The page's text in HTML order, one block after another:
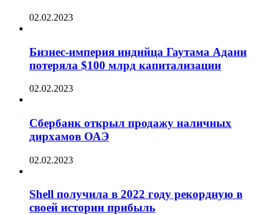
02.02.2023
Бизнес-империя индийца Гаутама Адани
потеряла $100 млрд капитализации
02.02.2023
Сбербанк открыл продажу наличных
дирхамов ОАЭ
02.02.2023
Shell получила в 2022 году рекордную в
своей истории прибыль